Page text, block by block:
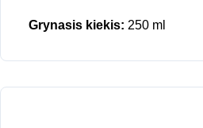
Grynasis kiekis: 250 ml